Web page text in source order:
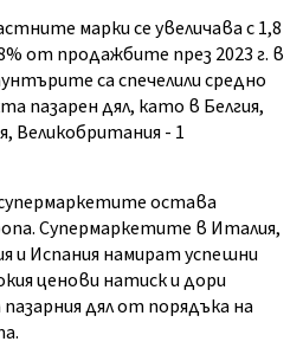
марки се увеличава с 1,8
от продажбите през 2023 г. в
са спечелили средно
пазарен дял, като в Белгия,
Великобритания - 1
остава
Супермаркетите в Италия,
и Испания намират успешни
ценови натиск и дори
дял от порядъка на